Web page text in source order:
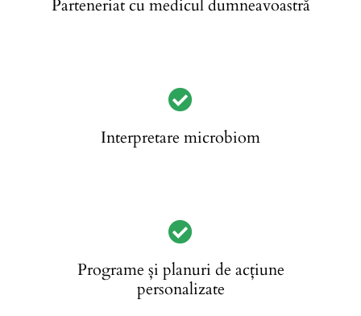
Parteneriat cu medicul dumneavoastră
Interpretare microbiom
Programe și planuri de acțiune
personalizate